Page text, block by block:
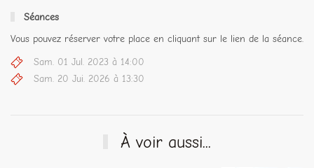
Séances
Vous pouvez réserver votre place en cliquant sur le lien de la séance.
Sam. 01 Jul. 2023 à 14:00
Sam. 20 Jui. 2026 à 13:30
À voir aussi...